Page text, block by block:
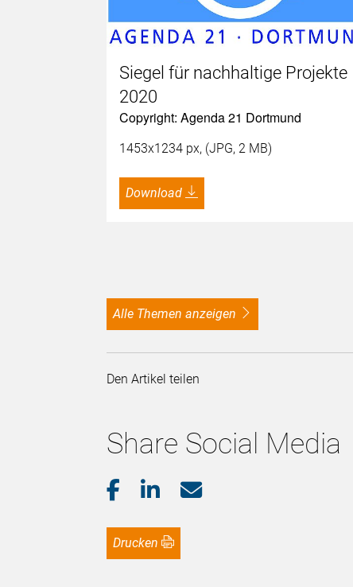
Siegel für nachhaltige Projekte
2020
Copyright: Agenda 21 Dortmund
1453x1234 px, (JPG, 2 MB)
Download
alle Themen anzeigen
Den Artikel teilen
Share Social Media
Drucken